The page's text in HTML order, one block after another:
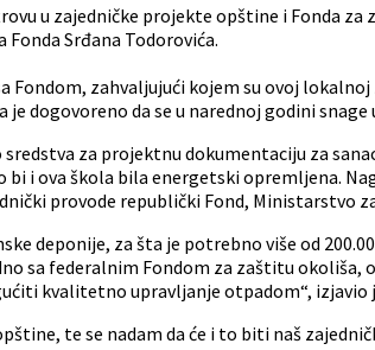
u zajedničke projekte opštine i Fonda
Srđana Todorovića.
Fondom, zahvaljujući kojem su ovoj
dogovoreno da se u narednoj godini
za projektnu dokumentaciju za
bi i ova škola bila energetski opremljena.
provode republički Fond, Ministarstvo
deponije, za šta je potrebno više od
sa federalnim Fondom za zaštitu
kvalitetno upravljanje otpadom“, izjavio
te se nadam da će i to biti naš